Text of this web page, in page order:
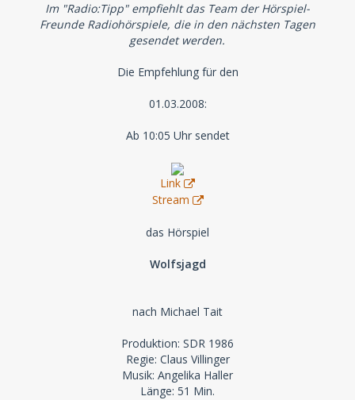
Im "Radio:Tipp" empfiehlt das Team der Hörspiel-
Freunde Radiohörspiele, die in den nächsten Tagen
gesendet werden.
Die Empfehlung für den
01.03.2008:
Ab 10:05 Uhr sendet
Link
Stream
das Hörspiel
Wolfsjagd
nach Michael Tait
Produktion: SDR 1986
Regie: Claus Villinger
Musik: Angelika Haller
Länge: 51 Min.